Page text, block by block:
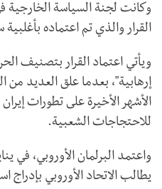
وكانت لجنة السياسة
القرار والذي تم اعتماده
ويأتي اعتماد القرار بتصنيف
إرهابية"، بعدما علق العديد من
الأشهر الأخيرة على تطورات
للاحتجاجات الشعبية.
واعتمد البرلمان الأوروبي، في
يطالب الاتحاد الأوروبي بإدراج